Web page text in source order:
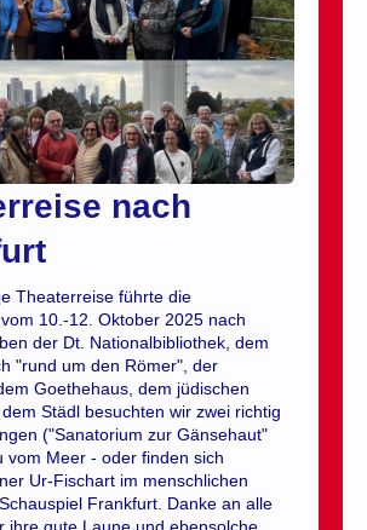
nach
Theaterreise führte die
10.-12. Oktober 2025 nach
der Dt. Nationalbibliothek, dem
"rund um den Römer", der
Goethehaus, dem jüdischen
Städl besuchten wir zwei richtig
("Sanatorium zur Gänsehaut"
vom Meer - oder finden sich
Ur-Fischart im menschlichen
Frankfurt. Danke an alle
ihre gute Laune und ebensolche